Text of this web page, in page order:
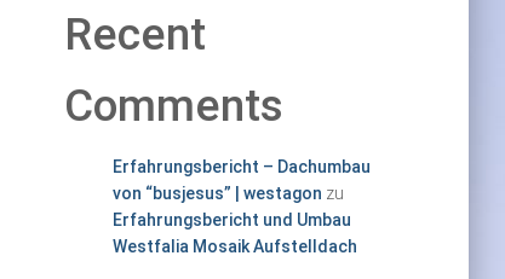
Recent
Comments
Erfahrungsbericht – Dachumbau
von “busjesus” | westagon zu
Erfahrungsbericht und Umbau
Westfalia Mosaik Aufstelldach